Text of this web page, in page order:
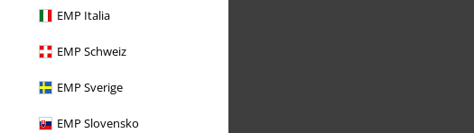
EMP Italia
EMP Schweiz
EMP Sverige
EMP Slovensko